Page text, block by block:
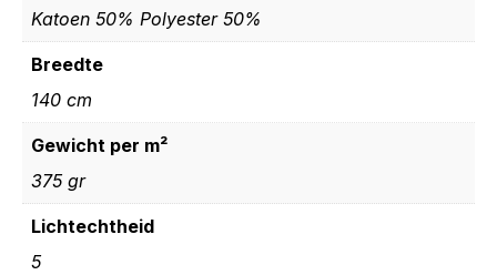
Katoen 50% Polyester 50%
Breedte
140 cm
Gewicht per m²
375 gr
Lichtechtheid
5